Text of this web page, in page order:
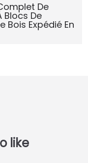
De
Blocs De
Bois Expédié En